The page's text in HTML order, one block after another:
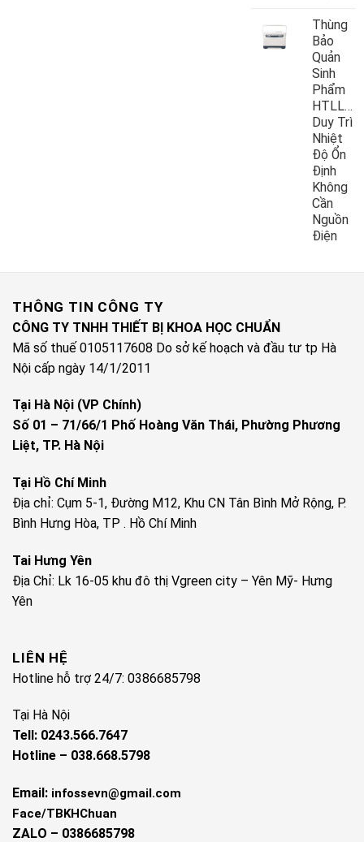
Thùng
Bảo
Quản
Sinh
Phẩm
Duy Trì
Nhiệt
Độ Ổn
Định
Không
Cần
Nguồn
Điện
THÔNG TIN CÔNG TY
CÔNG TY TNHH THIẾT BỊ KHOA HỌC CHUẨN
Mã số thuế 0105117608 Do sở kế hoạch và đầu tư tp Hà
Nội cấp ngày 14/1/2011
Tại Hà Nội (VP Chính)
Số 01 – 71/66/1 Phố Hoàng Văn Thái, Phường Phương
Liệt, TP. Hà Nội
Tại Hồ Chí Minh
Địa chỉ: Cụm 5-1, Đường M12, Khu CN Tân Bình Mở Rộng, P.
Bình Hưng Hòa, TP . Hồ Chí Minh
Tai Hưng Yên
Địa Chỉ: Lk 16-05 khu đô thị Vgreen city – Yên Mỹ- Hưng
Yên
LIÊN HỆ
Hotline hỗ trợ 24/7: 0386685798
Tại Hà Nội
Tell: 0243.566.7647
Hotline – 038.668.5798
Email: infossevn@gmail.com
Face/TBKHChuan
ZALO – 0386685798